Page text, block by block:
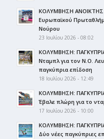
ΚΟΛΥΜΒΗΣΗ ΑΝΟΙΚΤΗΣ
Ευρωπαϊκού
Νούρου
23 Ιουλίου 2026 - 08:02
ΚΟΛΥΜΒΗΣΗ:
Νταμπλ για τον Ν.Ο.
παγκύπρια επίδοση
18 Ιουλίου 2026 - 12:49
ΚΟΛΥΜΒΗΣΗ:
Έβαλε πλώρη για το
17 Ιουλίου 2026 - 10:00
ΚΟΛΥΜΒΗΣΗ:
Δύο νέες παγκύπριες